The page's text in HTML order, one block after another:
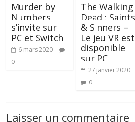
Murder by
Numbers
s’invite sur
PC et Switch
6 mars 2020
0
The Walking
Dead : Saints
& Sinners –
Le jeu VR est
disponible
sur PC
27 janvier 2020
0
Laisser un commentaire